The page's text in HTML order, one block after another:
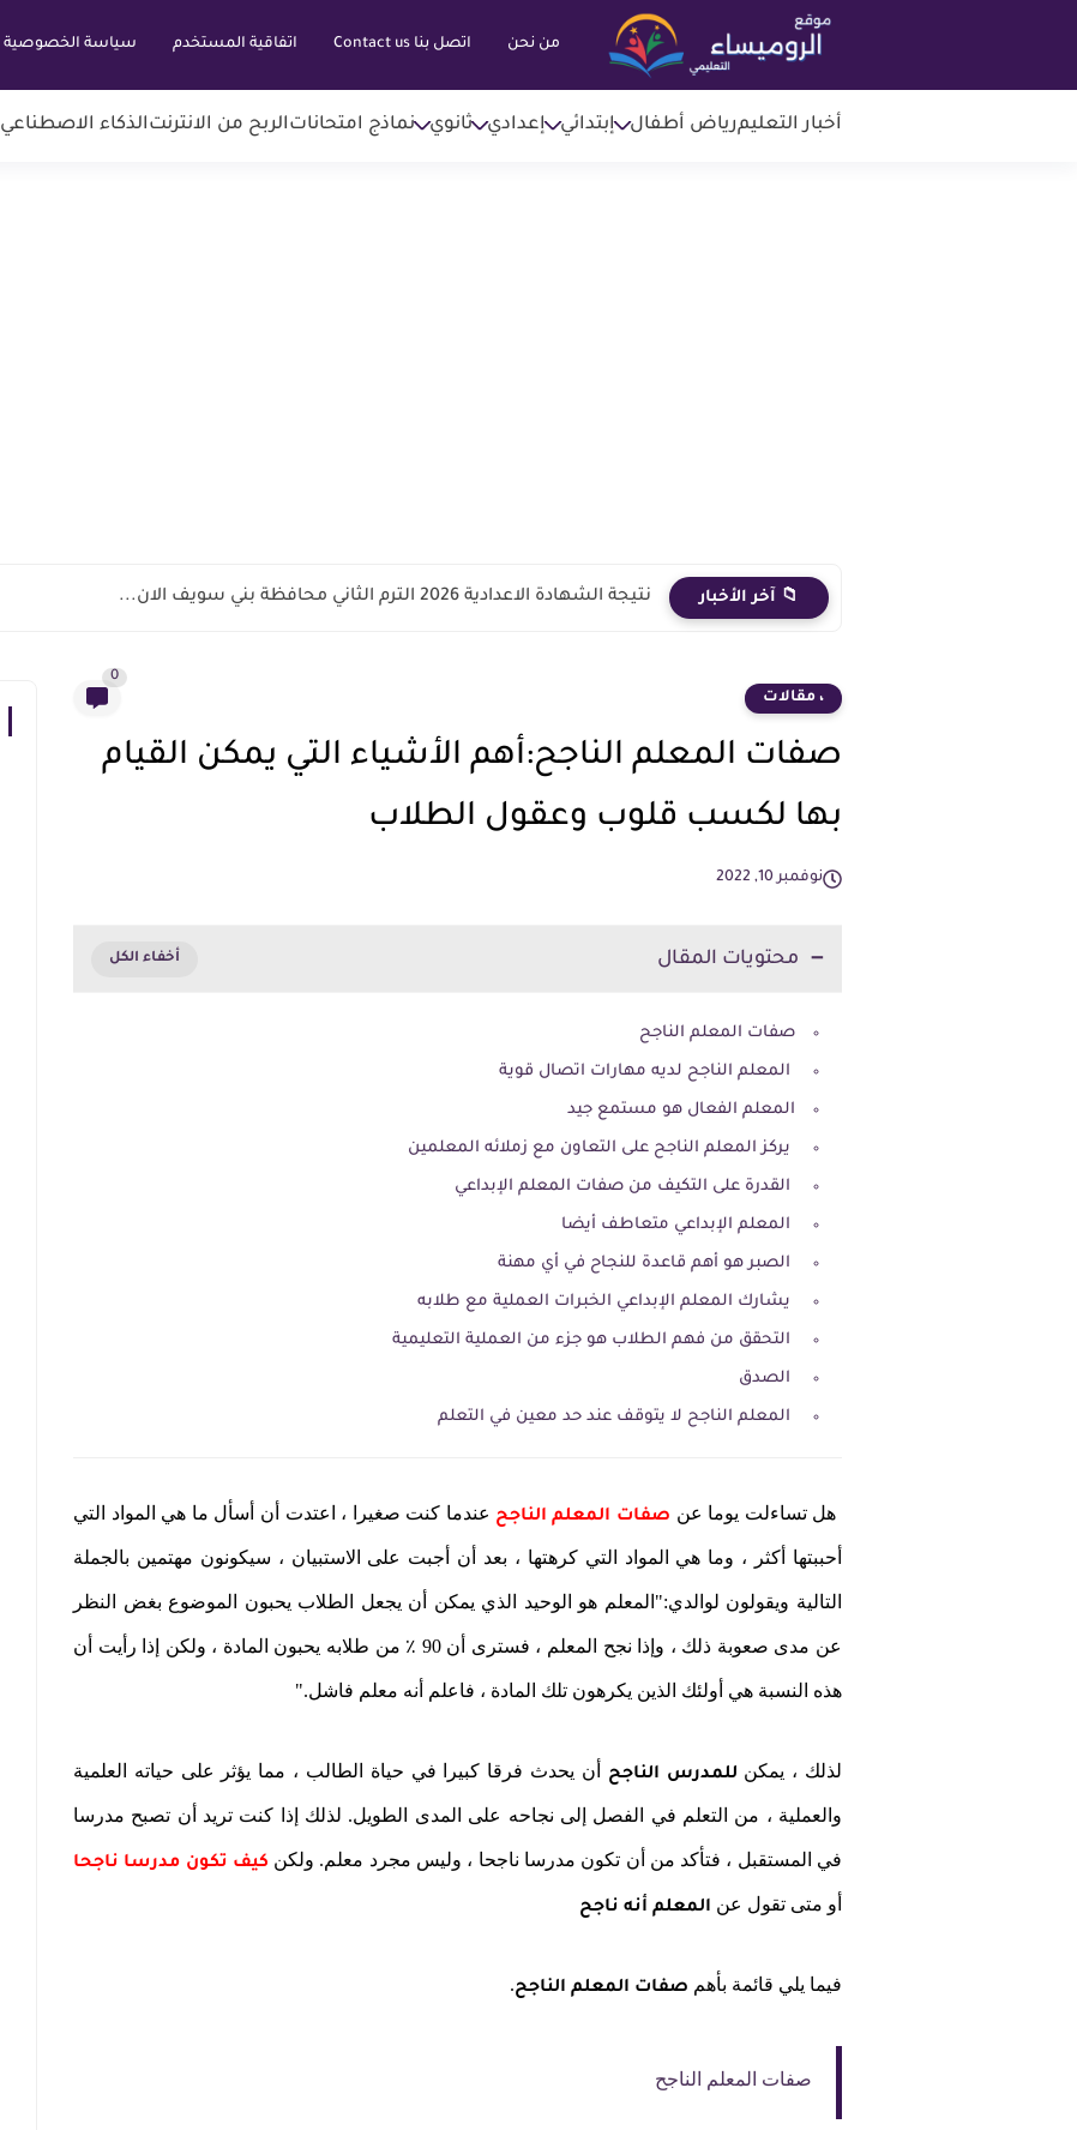
من نحن اتصل بنا Contact us اتفاقية المستخدم سياسة الخصوصية
أخبار التعليمرياض أطفال إبتدائي إعدادي ثانوي نماذج امتحاناتالربح من الانترنتالذكاء الاصطناعي AI
📁 آخر الأخبار نتيجة الشهادة الاعدادية 2026 الترم الثاني محافظة بني سويف الان...
، مقالات
0
صفات المعلم الناجح:أهم الأشياء التي يمكن القيام
بها لكسب قلوب وعقول الطلاب
نوفمبر 10, 2022
محتويات المقال
صفات المعلم الناجح
المعلم الناجح لديه مهارات اتصال قوية
المعلم الفعال هو مستمع جيد
يركز المعلم الناجح على التعاون مع زملائه المعلمين
القدرة على التكيف من صفات المعلم الإبداعي
المعلم الإبداعي متعاطف أيضا
الصبر هو أهم قاعدة للنجاح في أي مهنة
يشارك المعلم الإبداعي الخبرات العملية مع طلابه
التحقق من فهم الطلاب هو جزء من العملية التعليمية
الصدق
المعلم الناجح لا يتوقف عند حد معين في التعلم
هل تساءلت يوما عن صفات المعلم الناجح عندما كنت صغيرا ، اعتدت أن أسأل ما هي المواد التي
أحببتها أكثر ، وما هي المواد التي كرهتها ، بعد أن أجبت على الاستبيان ، سيكونون مهتمين بالجملة
التالية ويقولون لوالدي:"المعلم هو الوحيد الذي يمكن أن يجعل الطلاب يحبون الموضوع بغض النظر
عن مدى صعوبة ذلك ، وإذا نجح المعلم ، فسترى أن 90 ٪ من طلابه يحبون المادة ، ولكن إذا رأيت أن
هذه النسبة هي أولئك الذين يكرهون تلك المادة ، فاعلم أنه معلم فاشل".
لذلك ، يمكن للمدرس الناجح أن يحدث فرقا كبيرا في حياة الطالب ، مما يؤثر على حياته العلمية
والعملية ، من التعلم في الفصل إلى نجاحه على المدى الطويل. لذلك إذا كنت تريد أن تصبح مدرسا
في المستقبل ، فتأكد من أن تكون مدرسا ناجحا ، وليس مجرد معلم. ولكن كيف تكون مدرسا ناجحا
أو متى تقول عن المعلم أنه ناجح
فيما يلي قائمة بأهم صفات المعلم الناجح.
صفات المعلم الناجح